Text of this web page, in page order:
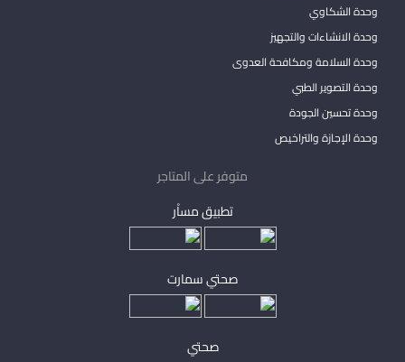
وحدة الشكاوي
وحدة الانشاءات والتجهيز
وحدة السلامة ومكافحة العدوى
وحدة التصوير الطبي
وحدة تحسين الجودة
وحدة الإجازة والتراخيص
متوفر على المتاجر
تطبيق مساْر
صحتي سمارت
صحتي